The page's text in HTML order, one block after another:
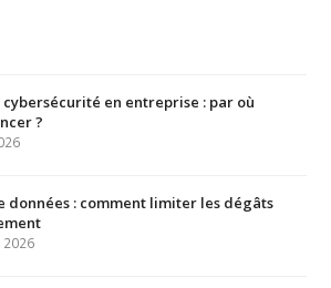
cybersécurité en entreprise : par où
?
données : comment limiter les dégâts